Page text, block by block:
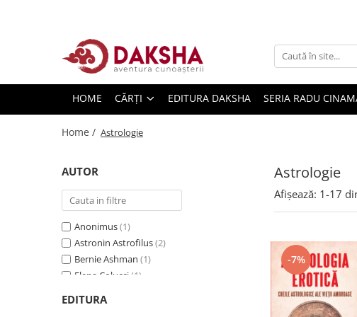
Editura Daksha
Seria Radu Cinamar
Spiritualitate
Extratereștrii
Transformare spirituală
HOME CĂRȚI EDITURA DAKSHA SERIA RADU
Home / Astrologie
Astrologie
AUTOR
Anonimus(1)
Astronin Astrofilus(2)
Bernie Ashman (1)
Elena Colucci (1)
Kim Arnold
EDITURA
Afișează: 1-17
-7%